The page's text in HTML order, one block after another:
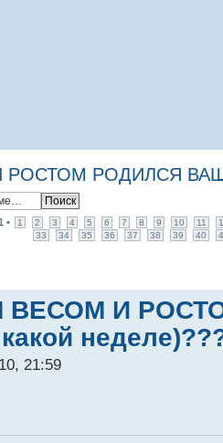
РОДИЛСЯ ВАШ
• 1 2 3 4 5 6 7 8 9 10 11
33
34 35 36 37 38 39 40
ВЕСОМ И
21:59